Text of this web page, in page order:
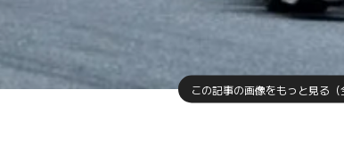
この記事の画像をもっと見る（